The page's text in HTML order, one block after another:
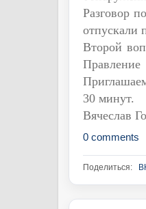
Разговор
отпускали
Второй
30 минут.
Вячеслав
0 comments
Поделиться: